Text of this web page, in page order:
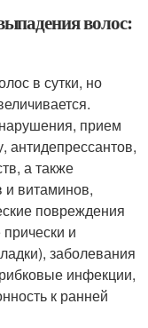
волос:
в сутки, но
прием
антидепрессантов,
а также
и витаминов,
повреждения
и
заболевания
инфекции,
к ранней